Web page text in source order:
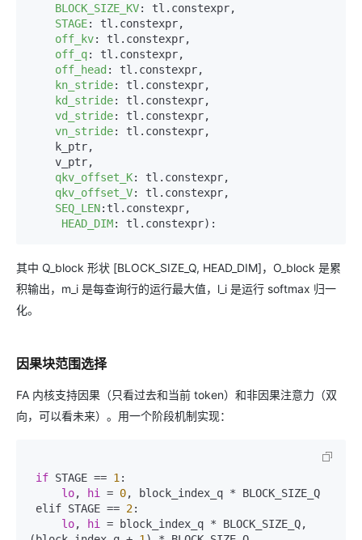
BLOCK_SIZE_KV: tl.constexpr,
STAGE: tl.constexpr,
off_kv: tl.constexpr,
off_q: tl.constexpr,
off_head : tl.constexpr,
kn_stride: tl.constexpr,
kd_stride: tl.constexpr,
vd_stride: tl.constexpr,
vn_stride: tl.constexpr,
qkv_offset_K: tl.constexpr,
qkv_offset_V: tl.constexpr,
SEQ_LEN:tl.constexpr,
HEAD_DIM
其中 Q_block 形状 [BLOCK_SIZE_Q, HEAD_DIM]，O_block 是累
积输出，m_i 是每查询行的运行最大值，l_i 是运行 softmax 归一
化。
因果块范围选择
FA 内核支持因果（只看过去和当前 token）和非因果注意力（双
向，可以看未来）。用一个阶段机制实现：
if STAGE == 1 :
lo, hi = 0, block_index_q * BLOCK_SIZE_Q
elif STAGE == 2:
lo, hi
= block_index_q * BLOCK_SIZE_Q,